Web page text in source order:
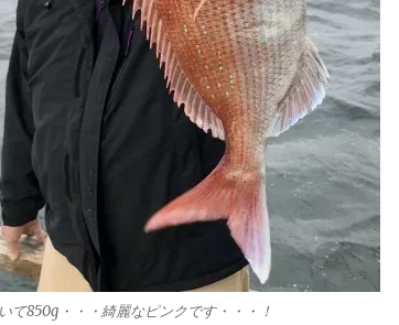
て850g・・・綺麗なピンクです・・・！